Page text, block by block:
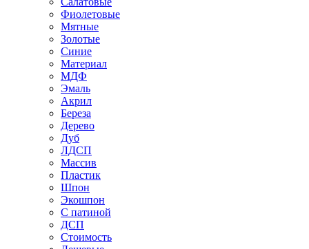
Фиолетовые
Мятные
Золотые
Синие
Материал
МДФ
Эмаль
Акрил
Береза
Дерево
Дуб
ЛДСП
Массив
Пластик
Шпон
Экошпон
С патиной
ДСП
Стоимость